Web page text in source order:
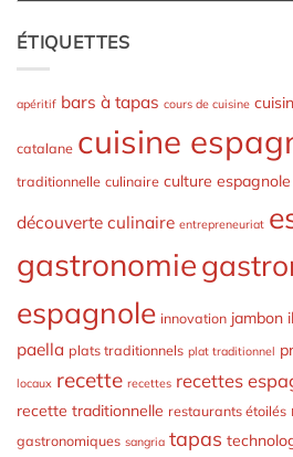
ÉTIQUETTES
apéritif bars à tapas cours de cuisine
catalane cuisine
traditionnelle culinaire culture espagnole
découverte culinaire entrepreneuriat
gastronomie
espagnole innovation jambon
paella plats traditionnels plat traditionnel
locaux recette recettes recettes
recette traditionnelle restaurants étoilés
gastronomiques sangria tapas